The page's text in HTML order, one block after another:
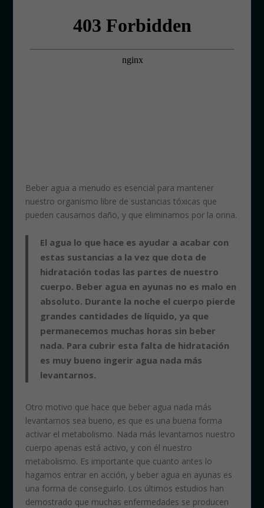
Beber agua a menudo es esencial para mantener
nuestro organismo libre de sustancias tóxicas que
pueden causarnos daño, y que eliminamos por la orina.
El agua lo que hace es ayudar a acabar con
estas sustancias a la vez que dota de
hidratación todas las partes de nuestro
cuerpo. Beber agua en ayunas no es malo en
absoluto. Durante la noche el cuerpo pierde
grandes cantidades de líquido, ya que
permanecemos muchas horas sin beber
nada. Para cubrir esta falta de hidratación
es muy bueno ingerir agua nada más
levantarnos.
Otro motivo que hace que beber agua nada más
levantarnos sea bueno, es que es una buena forma
activar el metabolismo. Nada más levantarnos nuestro
cuerpo apenas está activo, y con él nuestro
metabolismo. Es importante que cuanto antes lo
hagamos entrar en acción, y beber agua en ayunas es
una forma de conseguirlo. Los últimos estudios han
demostrado que muchas enfermedades se producen